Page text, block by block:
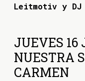
Leitmotiv y DJ
JUEVES 16
NUESTRA
CARMEN